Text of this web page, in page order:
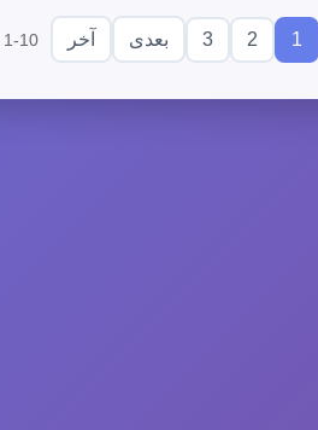
1
2
3 بعدی آخر 1-10 از 3423